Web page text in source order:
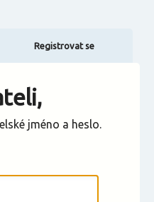
Registrovat se
jméno a heslo.